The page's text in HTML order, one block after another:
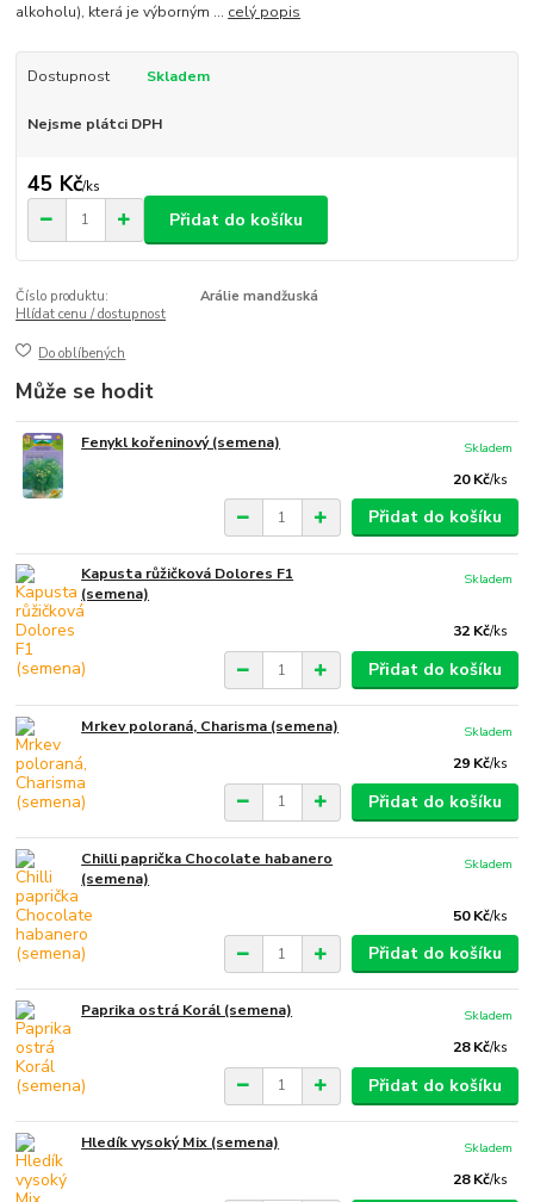
alkoholu), která je výborným ... celý popis
Dostupnost Skladem
Nejsme plátci DPH
45 Kč/ks
Přidat do košíku
Číslo produktu:
Arálie mandžuská
Hlídat cenu / dostupnost
Do oblíbených
Může se hodit
Fenykl kořeninový (semena)
20 Kč/ks
Skladem
Přidat do košíku
Kapusta růžičková Dolores F1
(semena)
32 Kč/ks
Skladem
Přidat do košíku
Mrkev poloraná, Charisma (semena)
29 Kč/ks
Skladem
Přidat do košíku
Chilli paprička Chocolate habanero
(semena)
50 Kč/ks
Skladem
Přidat do košíku
Paprika ostrá Korál (semena)
28 Kč/ks
Skladem
Přidat do košíku
Hledík vysoký Mix (semena)
28 Kč/ks
Skladem